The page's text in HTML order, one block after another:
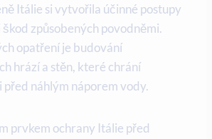
Itálie si vytvořila účinné postupy
způsobených povodněmi.
opatření je budování
hrází a stěn, které chrání
náhlým náporem vody.
prvkem ochrany Itálie před